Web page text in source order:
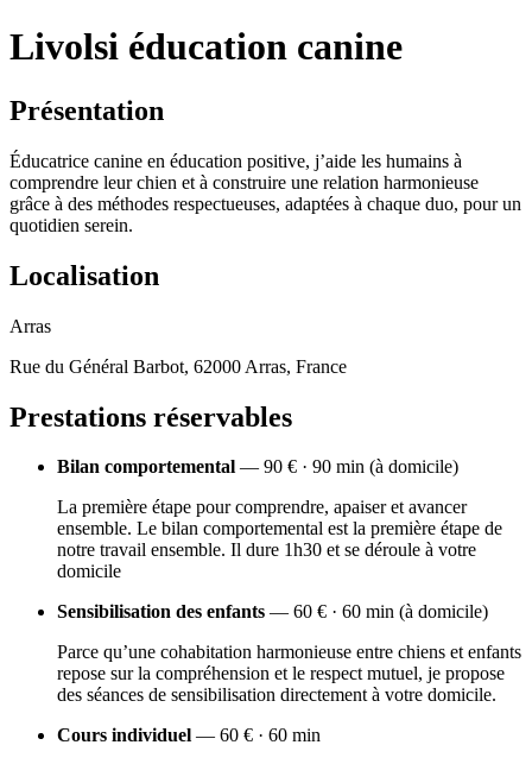
Livolsi éducation canine
Présentation
Éducatrice canine en éducation positive, j’aide les humains à
comprendre leur chien et à construire une relation harmonieuse
grâce à des méthodes respectueuses, adaptées à chaque duo, pour un
quotidien serein.
Localisation
Arras
Rue du Général Barbot, 62000 Arras, France
Prestations réservables
Bilan comportemental — 90 € · 90 min (à domicile)
La première étape pour comprendre, apaiser et avancer
ensemble. Le bilan comportemental est la première étape de
notre travail ensemble. Il dure 1h30 et se déroule à votre
domicile
Sensibilisation des enfants — 60 € · 60 min (à domicile)
Parce qu’une cohabitation harmonieuse entre chiens et enfants
repose sur la compréhension et le respect mutuel, je propose
des séances de sensibilisation directement à votre domicile.
Cours individuel — 60 € · 60 min